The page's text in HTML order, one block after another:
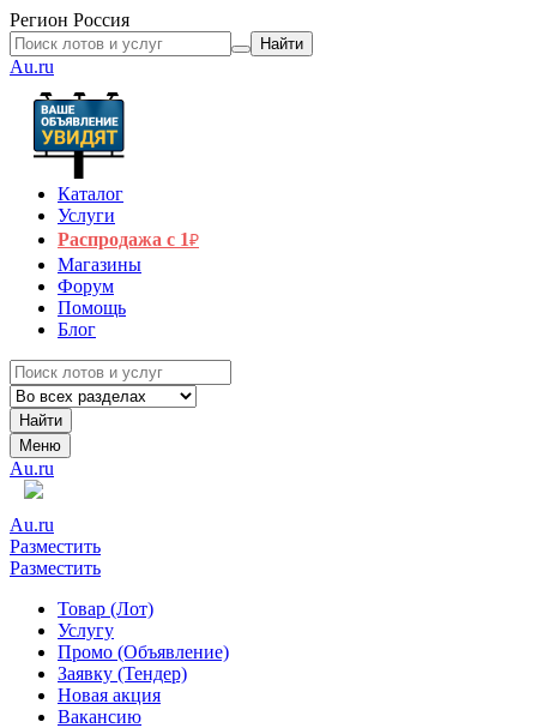
Регион Россия
Найти
Au.ru
Каталог
Услуги
Распродажа с 1₽
Магазины
Форум
Помощь
Блог
Найти
Меню
Au.ru
Au.ru
Разместить
Разместить
Товар (Лот)
Услугу
Промо (Объявление)
Заявку (Тендер)
Новая акция
Вакансию